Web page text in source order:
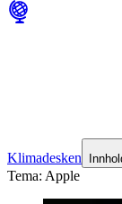
Klimadesken
Tema: Apple